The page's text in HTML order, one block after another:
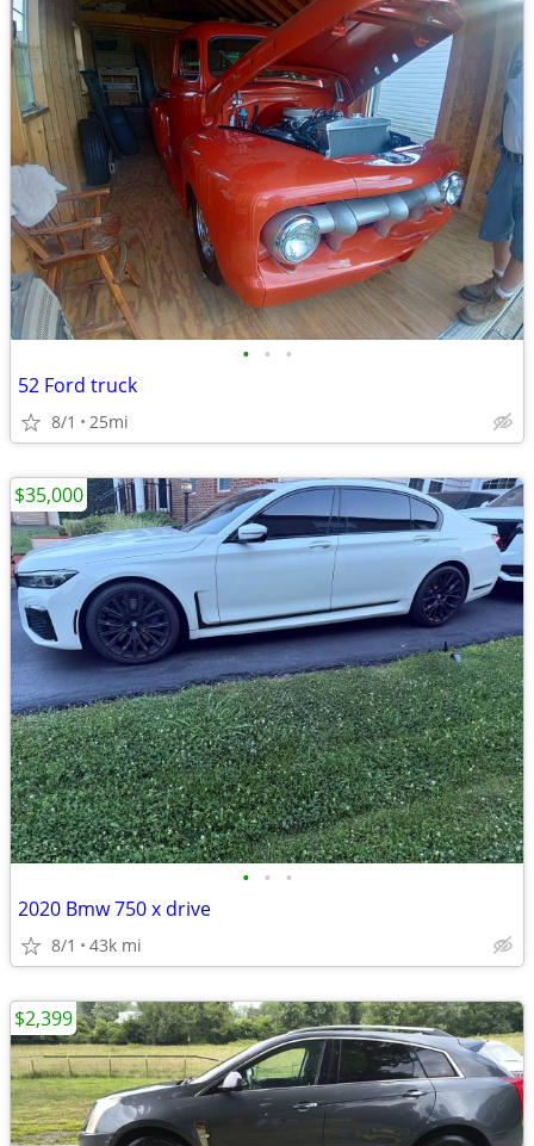
• • •
52 Ford truck
8/1 25mi
• • •
2020 Bmw 750 x drive
8/1 43k mi
$35,000
$2,399